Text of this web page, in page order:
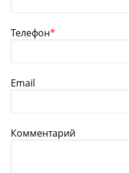
Телефон*
Email
Комментарий